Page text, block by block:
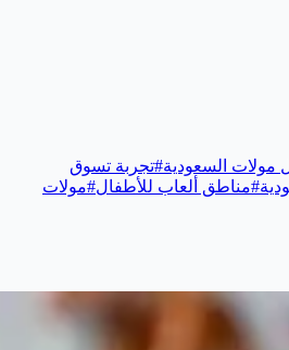
مولات السعودية#تجربة تسوق
#مناطق ألعاب للأطفال#مولات